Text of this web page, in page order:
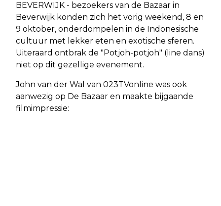
BEVERWIJK - bezoekers van de Bazaar in
Beverwijk konden zich het vorig weekend, 8 en
9 oktober, onderdompelen in de Indonesische
cultuur met lekker eten en exotische sferen.
Uiteraard ontbrak de "Potjoh-potjoh" (line dans)
niet op dit gezellige evenement.
John van der Wal van 023TVonline was ook
aanwezig op De Bazaar en maakte bijgaande
filmimpressie: